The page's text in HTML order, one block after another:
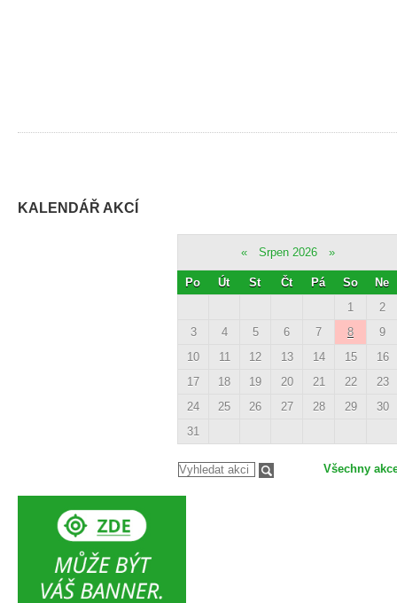
KALENDÁŘ AKCÍ
« Srpen 2026 »
Po Út St Čt Pá So
Ne
1
2
3
4 5 6 7 8
9
10
11 12 13 14 15
16
17
18 19 20 21 22
23
24
25 26 27 28 29
30
31
Všechny